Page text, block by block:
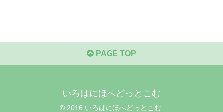
PAGE TOP
いろはにほへどっとこむ
© 2016 いろはにほへどっとこむ.